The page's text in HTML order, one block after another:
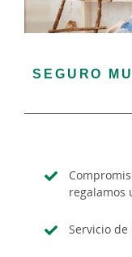
SEGURO
regalamos
Servicio